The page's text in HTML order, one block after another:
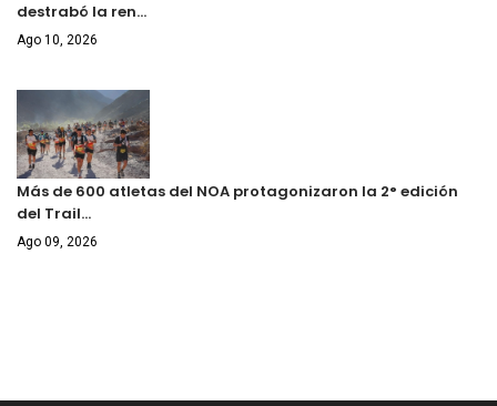
destrabó la ren…
Ago 10, 2026
Más de 600 atletas del NOA protagonizaron la 2° edición
del Trail…
Ago 09, 2026